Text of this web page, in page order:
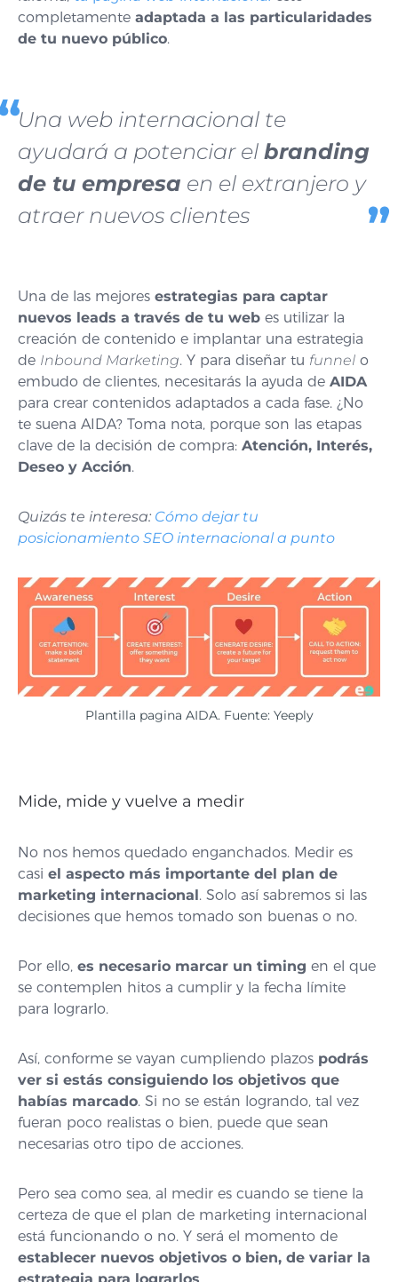
completamente adaptada a las particularidades
de tu nuevo público.
Una web internacional te
ayudará a potenciar el branding
de tu empresa en el extranjero y
atraer nuevos clientes
Una de las mejores estrategias para captar
nuevos leads a través de tu web es utilizar la
creación de contenido e implantar una estrategia
de Inbound Marketing. Y para diseñar tu funnel o
embudo de clientes, necesitarás la ayuda de AIDA
para crear contenidos adaptados a cada fase. ¿No
te suena AIDA? Toma nota, porque son las etapas
clave de la decisión de compra: Atención, Interés,
Deseo y Acción.
Quizás te interesa: Cómo dejar tu
posicionamiento SEO internacional a punto
Plantilla pagina AIDA. Fuente: Yeeply
Mide, mide y vuelve a medir
No nos hemos quedado enganchados. Medir es
casi el aspecto más importante del plan de
marketing internacional . Solo así sabremos si las
decisiones que hemos tomado son buenas o no.
Por ello, es necesario marcar un timing en el que
se contemplen hitos a cumplir y la fecha límite
para lograrlo.
Así, conforme se vayan cumpliendo plazos podrás
ver si estás consiguiendo los objetivos que
habías marcado. Si no se están logrando, tal vez
fueran poco realistas o bien, puede que sean
necesarias otro tipo de acciones.
Pero sea como sea, al medir es cuando se tiene la
certeza de que el plan de marketing internacional
está funcionando o no. Y será el momento de
establecer nuevos objetivos o bien, de variar la